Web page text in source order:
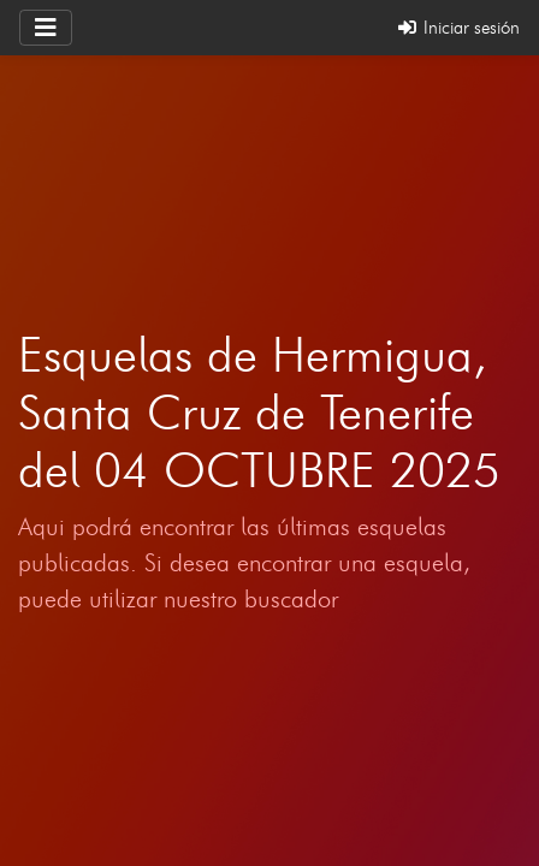
Iniciar sesión
Esquelas de Hermigua,
Santa Cruz de Tenerife
del 04 OCTUBRE 2025
Aqui podrá encontrar las últimas esquelas
publicadas. Si desea encontrar una esquela,
puede utilizar nuestro buscador